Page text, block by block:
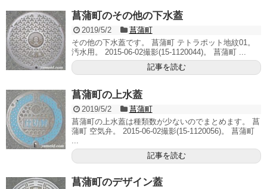
菖蒲町のその他の下水蓋
2019/5/2
菖蒲町
その他の下水蓋です。 菖蒲町 テトラポット地紋01。
汚水用。 2015-06-02撮影(15-1120044)。 菖蒲町 ...
記事を読む
菖蒲町の上水蓋
2019/5/2
菖蒲町
菖蒲町の上水蓋は種類数が少ないのでまとめます。 菖
蒲町 空気弁。 2015-06-02撮影(15-1120056)。 菖蒲町
...
記事を読む
菖蒲町のデザイン蓋